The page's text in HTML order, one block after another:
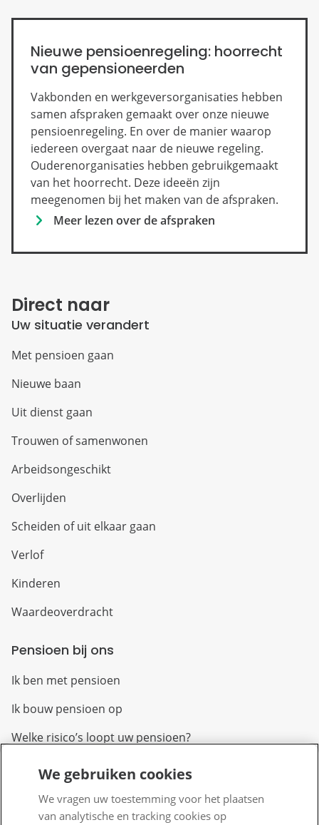
Nieuwe pensioenregeling: hoorrecht
van gepensioneerden
Vakbonden en werkgeversorganisaties hebben
samen afspraken gemaakt over onze nieuwe
pensioenregeling. En over de manier waarop
iedereen overgaat naar de nieuwe regeling.
Ouderenorganisaties hebben gebruikgemaakt
van het hoorrecht. Deze ideeën zijn
meegenomen bij het maken van de afspraken.
Meer lezen over de afspraken
Direct naar
Uw situatie verandert
Met pensioen gaan
Nieuwe baan
Uit dienst gaan
Trouwen of samenwonen
Arbeidsongeschikt
Overlijden
Scheiden of uit elkaar gaan
Verlof
Kinderen
Waardeoverdracht
Pensioen bij ons
Ik ben met pensioen
Ik bouw pensioen op
Welke risico’s loopt uw pensioen?
Over PFZW
Wij zijn PFZW
We gebruiken cookies
We vragen uw toestemming voor het plaatsen
van analytische en tracking cookies op